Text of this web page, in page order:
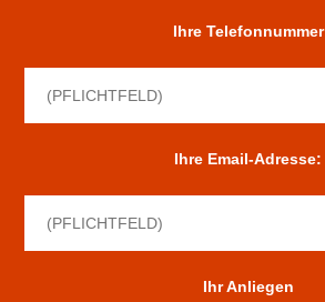
Ihre Telefonnummer
Ihre Email-Adresse:
Ihr Anliegen